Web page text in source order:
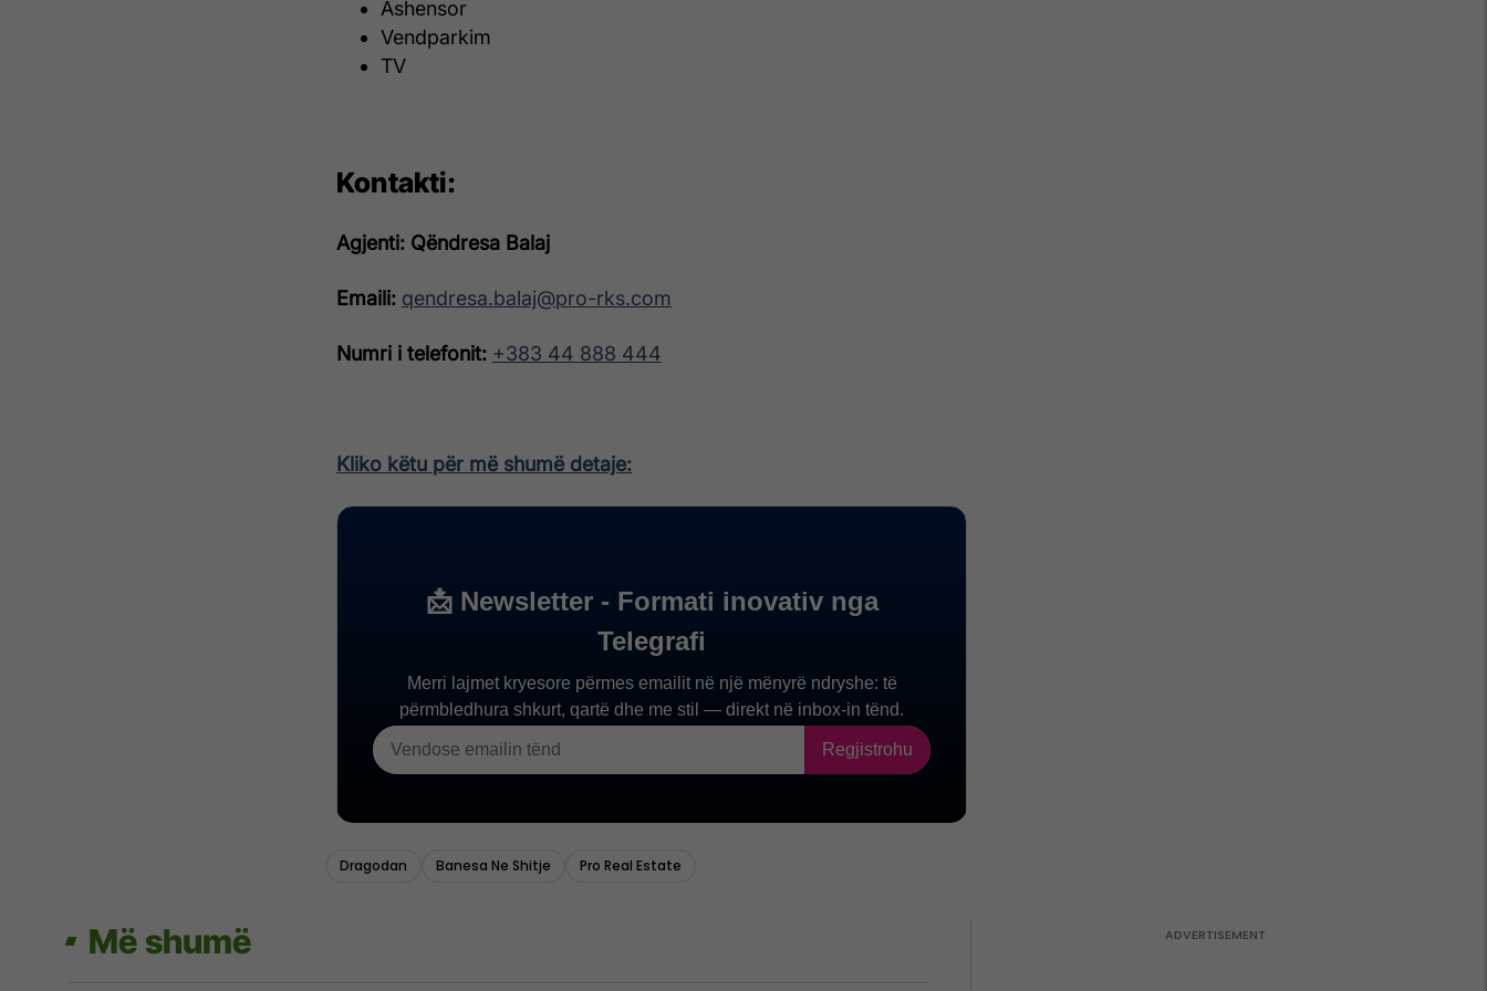
Ashensor
Vendparkim
TV
Kontakti:
Agjenti: Qëndresa Balaj
Emaili: qendresa.balaj@pro-rks.com
Numri i telefonit: +383 44 888 444
Kliko këtu për më shumë detaje: